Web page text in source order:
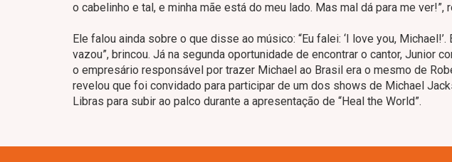
o cabelinho e tal, e minha mãe está do meu lado. Mas mal dá para me ver!”,
Ele falou ainda sobre o que disse ao músico: “Eu falei: ‘I love you,
vazou”, brincou. Já na segunda oportunidade de encontrar o cantor, Junior
o empresário responsável por trazer Michael ao Brasil era o mesmo de
revelou que foi convidado para participar de um dos shows de Michael
Libras para subir ao palco durante a apresentação de “Heal the World”.